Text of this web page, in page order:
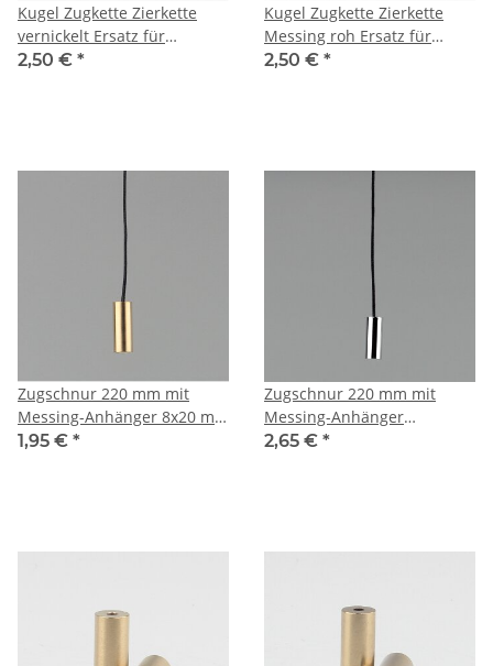
Kugel Zugkette Zierkette
vernickelt Ersatz für
Zugband von
2,50 € *
Kugel Zugkette Zierkette
Messing roh Ersatz für
Zugband von
2,50 € *
Zugschnur 220 mm mit
Messing-Anhänger 8x20 mm
– roh – für Lampen mit
1,95 € *
Zugschnur 220 mm mit
Messing-Anhänger
verchromt 8x20 mm – für
2,65 € *